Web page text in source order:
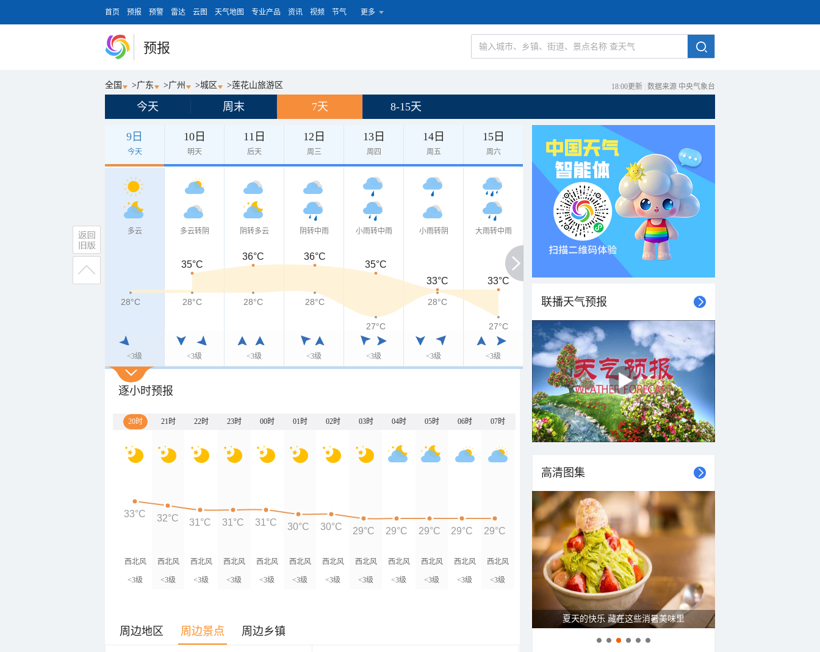
首页 预报 预警 雷达 云图 天气地图 专业产品 资讯 视频 节气 更多
预报
全国 >广东 >广州 >城区 >莲花山旅游区 18:00更新 数据来源 中央气象台
今天 周末 7天 8-15天
9日
今天
10日
明天
11日
后天
12日
周三
13日
周四
14日
周五
15日
周六
多云
<3级
多云转阴
<3级
阴转多云
<3级
阴转中雨
<3级
小雨转中雨
<3级
小雨转阴
<3级
大雨转中雨
<3级
35°C
36°C 36°C
35°C
33°C
33°C
28°C 28°C 28°C 28°C
27°C
28°C
27°C
逐小时预报
20时 21时 22时 23时 00时 01时 02时 03时 04时 05时 06时 07时
西北风
<3级
西北风
<3级
西北风
<3级
西北风
<3级
西北风
<3级
西北风
<3级
西北风
<3级
西北风
<3级
西北风
<3级
西北风
<3级
西北风
<3级
西北风
<3级
33°C 32°C 31°C 31°C 31°C 30°C 30°C 29°C 29°C 29°C 29°C 29°C
周边地区 周边景点 周边乡镇
联播天气预报
高清图集
夏天的快乐 藏在这些消暑美味里